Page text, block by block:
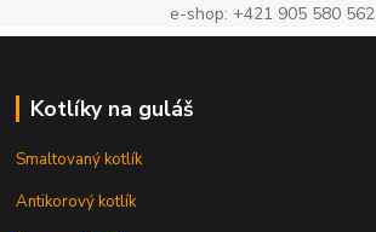
e-shop: +421 905 580 562
Kotlíky na guláš
Smaltovaný kotlík
Antikorový kotlík